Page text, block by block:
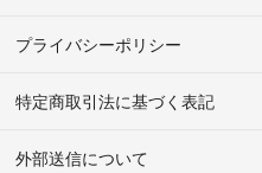
プライバシーポリシー
特定商取引法に基づく表記
外部送信について